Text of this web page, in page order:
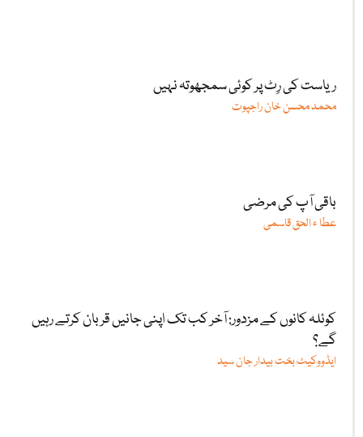
ریاست کی رِٹ پر کوئی سمجھوتہ نہیں
محمد محسن خان راجپوت
باقی آپ کی مرضی
عطا ء الحق قاسمی
کوئلہ کانوں کے مزدور: آخر کب تک اپنی جانیں قربان کرتے رہیں
گے؟
ایڈووکیٹ بخت بیدار جان سید